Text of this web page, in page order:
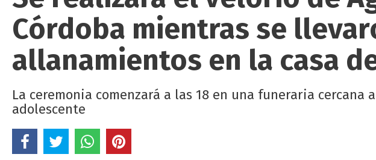
Córdoba mientras se
allanamientos en la casa
La ceremonia comenzará a las 18 en una funeraria
adolescente